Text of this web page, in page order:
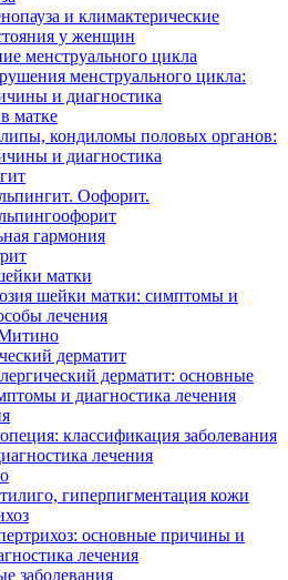
и климактерические
у женщин
менструального цикла
менструального цикла:
и диагностика
матке
кондиломы половых органов:
и диагностика
Оофорит.
гармония
матки
шейки матки: симптомы и
лечения
дерматит
дерматит: основные
и диагностика лечения
классификация заболевания
лечения
гиперпигментация кожи
основные причины и
лечения
заболевания